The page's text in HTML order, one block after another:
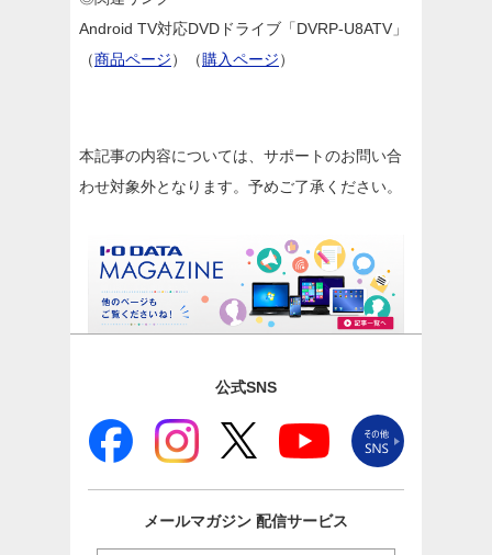
Android TV対応DVDドライブ「DVRP-U8ATV」
（商品ページ）（購入ページ）
本記事の内容については、サポートのお問い合
わせ対象外となります。予めご了承ください。
公式SNS
メールマガジン 配信サービス